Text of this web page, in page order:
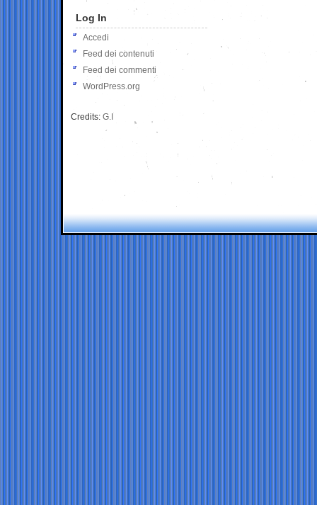
Log In
Accedi
Feed dei contenuti
Feed dei commenti
WordPress.org
Credits: G.I